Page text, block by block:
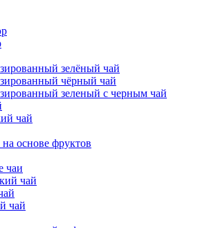
зелёный чай
чёрный чай
зеленый с черным чай
чай
основе фруктов
чаи
чай
чай